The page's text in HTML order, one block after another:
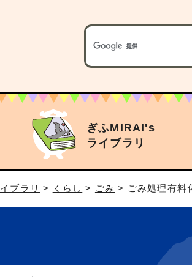
ぎふMIRAI's
ライブラリ
ブラリ > くらし > ごみ > ごみ処理有料